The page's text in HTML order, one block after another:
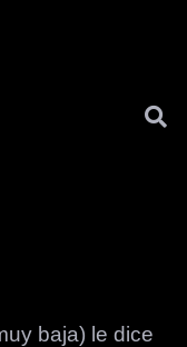
baja) le dice